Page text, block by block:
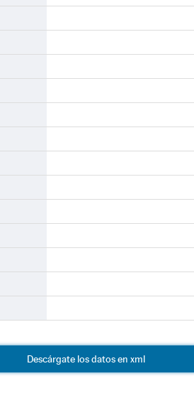
Descárgate los datos en xml